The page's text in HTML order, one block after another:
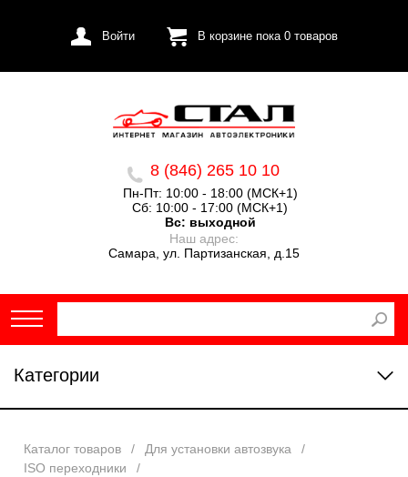
Войти В корзине пока 0товаров
8 (846) 265 10 10
Пн-Пт: 10:00 - 18:00 (МСК+1)
Сб: 10:00 - 17:00 (МСК+1)
Вс: выходной
Наш адрес:
Самара, ул. Партизанская, д.15
Категории
Каталог товаров / Для установки автозвука
/
ISO переходники
/